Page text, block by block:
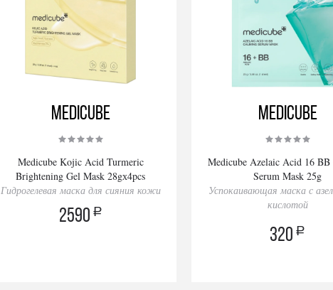
Medicube
Medicube Kojic Acid Turmeric
Brightening Gel Mask 28gх4pcs
Гидрогелевая маска для сияния кожи
2590 a
Medicube
Medicube Azelaic Acid 16
Serum Mask 25g
Успокаивающая маска с
кислотой
320 a